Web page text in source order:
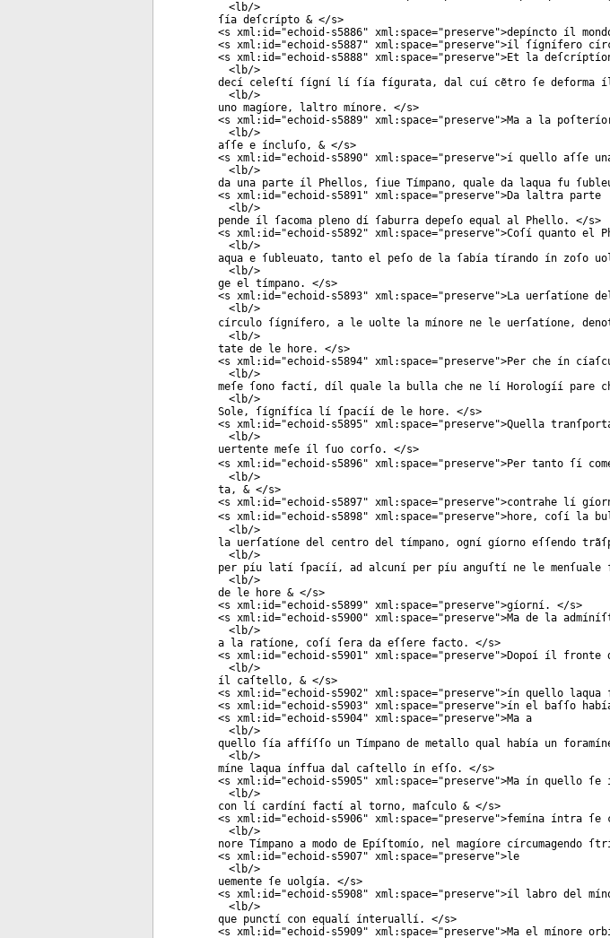
<lb/>
ſía deſcrípto & </s>
<s xml:id="echoid-s5886" xml:space="preserve">depíncto íl
<s xml:id="echoid-s5887" xml:space="preserve">íl ſígnífero
<s xml:id="echoid-s5888" xml:space="preserve">Et la
<lb/>
decí celeſtí ſígní lí ſía fígurata, dal cuí cẽtro ſe deforma íl
<lb/>
uno magíore, laltro mínore. </s>
<s xml:id="echoid-s5889" xml:space="preserve">Ma a la
<lb/>
aſſe e íncluſo, & </s>
<s xml:id="echoid-s5890" xml:space="preserve">í quello aſſe
<lb/>
da una parte íl Phellos, ſiue Tímpano, quale da laqua fu
<s xml:id="echoid-s5891" xml:space="preserve">Da laltra parte
<lb/>
pende íl ſacoma pleno dí ſaburra depeſo equal al Phello. </s>
<s xml:id="echoid-s5892" xml:space="preserve">Coſí quanto el
<lb/>
aqua e ſubleuato, tanto el peſo de la ſabía tírando ín zoſo
<lb/>
ge el tímpano. </s>
<s xml:id="echoid-s5893" xml:space="preserve">La uerſatíone
<lb/>
círculo ſígnífero, a le uolte la mínore ne le uerſatíone,
<lb/>
tate de le hore. </s>
<s xml:id="echoid-s5894" xml:space="preserve">Per che ín
<lb/>
meſe ſono factí, díl quale la bulla che ne lí Horologíí pare
<lb/>
Sole, ſígnífíca lí ſpacíí de le hore. </s>
<s xml:id="echoid-s5895" xml:space="preserve">Quella
<lb/>
uertente meſe íl ſuo corſo. </s>
<s xml:id="echoid-s5896" xml:space="preserve">Per tanto ſí
<lb/>
ta, & </s>
<s xml:id="echoid-s5897" xml:space="preserve">contrahe lí
<s xml:id="echoid-s5898" xml:space="preserve">hore, coſí la
<lb/>
la uerſatíone del centro del tímpano, ogní gíorno eſſendo
<lb/>
per píu latí ſpacíí, ad alcuní per píu anguſtí ne le
<lb/>
de le hore & </s>
<s xml:id="echoid-s5899" xml:space="preserve">gíorní. </s>
<s xml:id="echoid-s5900" xml:space="preserve">Ma de la
<lb/>
a la ratíone, coſí ſera da eſſere facto. </s>
<s xml:id="echoid-s5901" xml:space="preserve">Dopoí íl fronte
<lb/>
íl caſtello, & </s>
<s xml:id="echoid-s5902" xml:space="preserve">ín quello
<s xml:id="echoid-s5903" xml:space="preserve">ín el baſſo
<s xml:id="echoid-s5904" xml:space="preserve">Ma a
<lb/>
quello ſía affíſſo un Tímpano de metallo qual había un
<lb/>
míne laqua ínffua dal caſtello ín eſſo. </s>
<s xml:id="echoid-s5905" xml:space="preserve">Ma ín quello ſe
<lb/>
con lí cardíní factí al torno, maſculo & </s>
<s xml:id="echoid-s5906" xml:space="preserve">femína íntra ſe
<lb/>
nore Tímpano a modo de Epíſtomío, nel magíore círcumagendo
<s xml:id="echoid-s5907" xml:space="preserve">le
<lb/>
uemente ſe uolgía. </s>
<s xml:id="echoid-s5908" xml:space="preserve">íl labro del
<lb/>
que punctí con equalí ínteruallí. </s>
<s xml:id="echoid-s5909" xml:space="preserve">Ma el mínore